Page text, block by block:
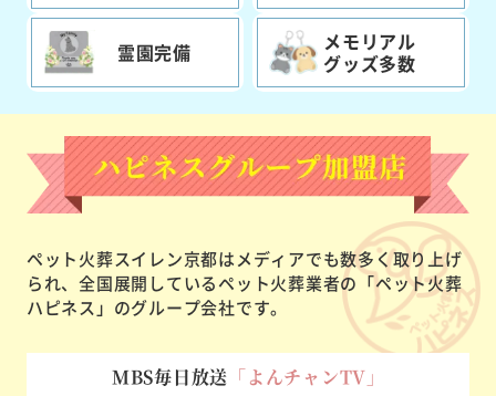
霊園完備
メモリアル
グッズ多数
ペット火葬スイレン京都はメディアでも数多く取り上げ
られ、 全国展開しているペット火葬業者の「ペット火葬
ハピネス」のグループ会社です。
MBS毎日放送 「よんチャンTV」